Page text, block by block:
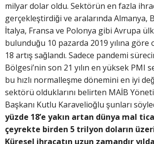
milyar dolar oldu. Sektörün en fazla
gerçekleştirdiği ve aralarında Almanya,
İtalya, Fransa ve Polonya gibi Avrupa
bulunduğu 10 pazarda 2019 yılına göre
18 artış sağlandı. Sadece pandemi
Bölgesi’nin son 21 yılın en yüksek PMI
bu hızlı normalleşme dönemini en iyi
sektörü olduklarını belirten MAİB
Başkanı Kutlu Karavelioğlu şunları
yüzde 18’e yakın artan dünya mal
çeyrekte birden 5 trilyon doların
Küresel ihracatın uzun zamandır